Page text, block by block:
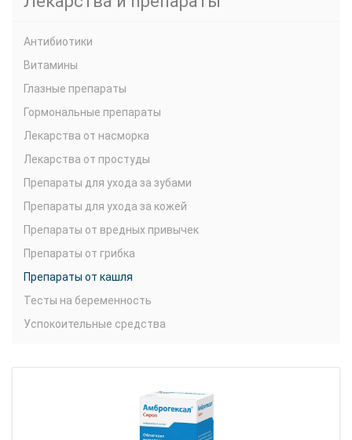
Антибиотики
Витамины
Глазные препараты
Гормональные препараты
Лекарства от насморка
Лекарства от простуды
Препараты для ухода за зубами
Препараты для ухода за кожей
Препараты от вредных привычек
Препараты от грибка
Препараты от кашля
Тесты на беременность
Успокоительные средства